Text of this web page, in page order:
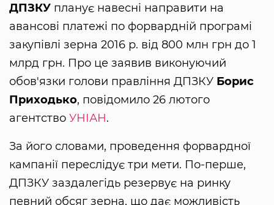
ДПЗКУ планує навесні направити на
авансові платежі по форвардній програмі
закупівлі зерна 2016 р. від 800 млн грн до 1
млрд грн. Про це заявив виконуючий
обов'язки голови правління ДПЗКУ Борис
Приходько, повідомило 26 лютого
агентство УНІАН.
За його словами, проведення форвардної
кампанії переслідує три мети. По-перше,
ДПЗКУ заздалегідь резервує на ринку
певний обсяг зерна, що дає можливість